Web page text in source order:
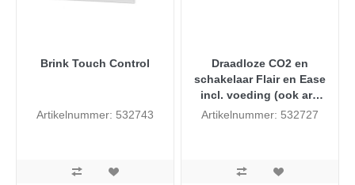
Brink Touch Control
Artikelnummer: 532743
Draadloze CO2 en
schakelaar Flair en Ease
incl. voeding (ook art.
532714 bestellen)
Artikelnummer: 532727